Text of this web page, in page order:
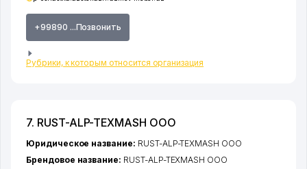
+99890 ...Позвонить
Рубрики, к которым относится организация
7. RUST-ALP-TEXMASH ООО
Юридическое название: RUST-ALP-TEXMASH ООО
Брендовое название: RUST-ALP-TEXMASH ООО